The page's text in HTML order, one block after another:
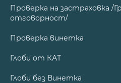
Проверка на застраховка /
отговорност/
Проверка винетка
Глоби от КАТ
Глоби без Винетка